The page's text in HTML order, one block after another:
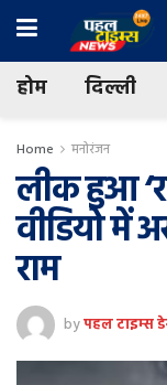
होम दिल्ली
Home मनोरंजन
लीक हुआ
वीडियो में
राम
byपहल टाइम्स